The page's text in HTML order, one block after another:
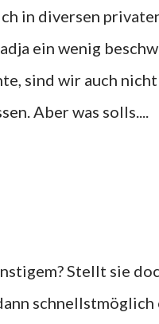
in diversen
ein wenig
sind wir auch
Aber was solls....
schnellstmöglich